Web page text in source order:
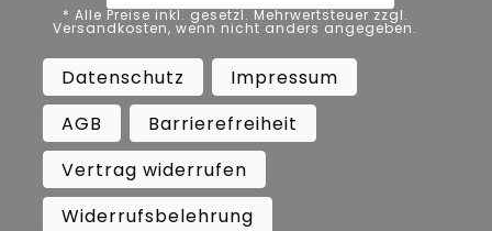
* Alle Preise inkl. gesetzl. Mehrwertsteuer zzgl.
Versandkosten, wenn nicht anders angegeben.
Datenschutz Impressum
Barrierefreiheit
Vertrag widerrufen
Widerrufsbelehrung
Copyright ©Busch.
All Rights Reserved.
* Alle Preise inkl. gesetzl. Mehrwertsteuer zzgl.
Versandkosten, wenn nicht anders angegeben.
Datenschutz
Impressum
AGB
Barrierefreiheit
Vertrag widerrufen
Widerrufsbelehrung